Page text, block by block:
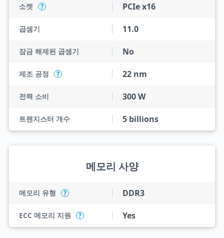
소켓 ? PCIe x16
곱셈기 11.0
잠금 해제된 곱셈기 No
제조 공정 ? 22 nm
전력 소비 300 W
트랜지스터 개수 5 billions
메모리 사양
메모리 유형 ? DDR3
ECC 메모리 지원 ? Yes